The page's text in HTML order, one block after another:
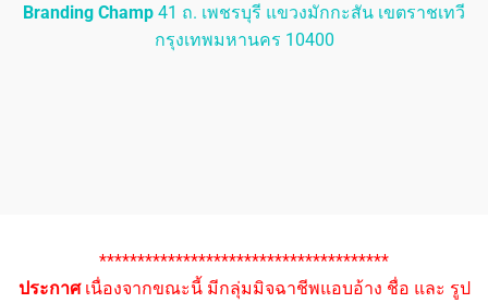
Branding Champ 41 ถ. เพชรบุรี แขวงมักกะสัน เขตราชเทวี
กรุงเทพมหานคร 10400
**************************************
ประกาศเนื่องจากขณะนี้ มีกลุ่มมิจฉาชีพแอบอ้าง ชื่อ และ รูป